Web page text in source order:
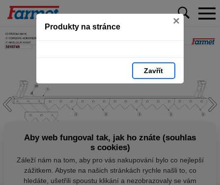
Produkty na stránce ×
Zavřít
Aby web fungoval tak, jak ho znáte (souhlas
s cookies)
Záleží nám na tom, aby pro vás nakupování bylo co nejlepší
zážitkem. Abyste na našich stránkách rychle našli to, co
hledáte, ušetřili spoustu klikání a nezobrazovaly se vám